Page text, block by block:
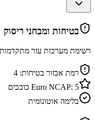
בטיחות ומבחני ריסוק
רשימת מערכות עזר מתקדמות
רמת אבזור בטיחות: 4
Euro NCAP: 5
כוכבים
בלימה אוטונומית